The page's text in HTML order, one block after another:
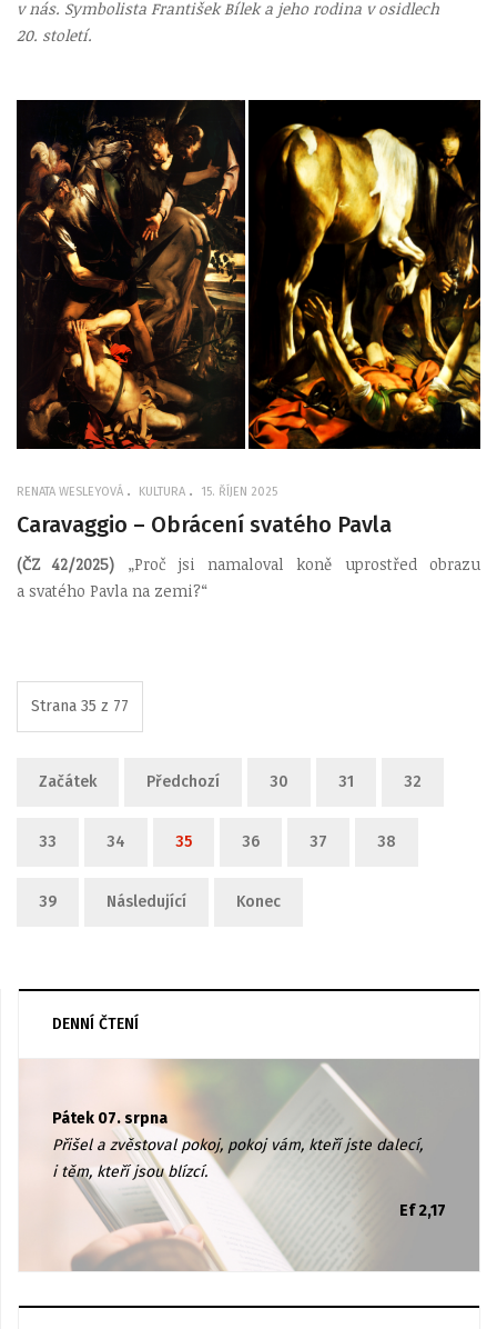
v nás. Symbolista František Bílek a jeho rodina v osidlech
20. století.
RENATA WESLEYOVÁ KULTURA 15. ŘÍJEN 2025
Caravaggio – Obrácení svatého Pavla
(ČZ 42/2025) „Proč jsi namaloval koně uprostřed obrazu
a svatého Pavla na zemi?“
Strana 35 z 77
Začátek Předchozí 30 31 32
33 34 35 36 37 38
39 Následující Konec
DENNÍ ČTENÍ
Pátek 07. srpna
Přišel a zvěstoval pokoj, pokoj vám, kteří jste dalecí,
i těm, kteří jsou blízcí.
Ef 2,17